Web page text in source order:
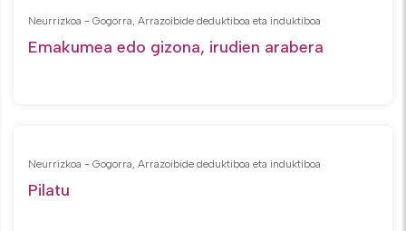
Neurrizkoa - Gogorra, Arrazoibide deduktiboa eta induktiboa
Emakumea edo gizona, irudien arabera
Neurrizkoa - Gogorra, Arrazoibide deduktiboa eta induktiboa
Pilatu